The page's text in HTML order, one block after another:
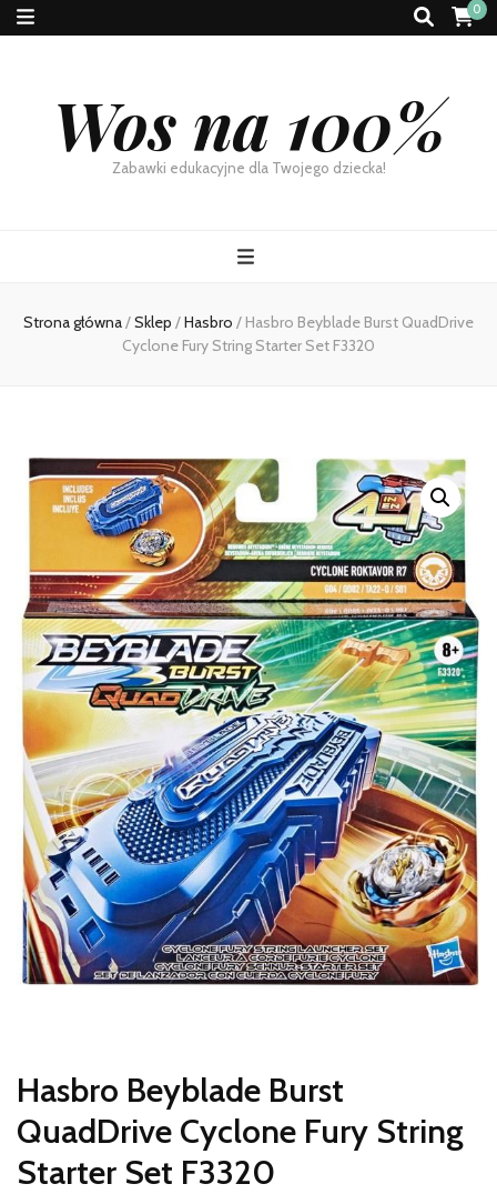
0
Wos na 100%
Zabawki edukacyjne dla Twojego dziecka!
Strona główna/Sklep /Hasbro / Hasbro Beyblade Burst QuadDrive
Cyclone Fury String Starter Set F3320
Hasbro Beyblade Burst
QuadDrive Cyclone Fury String
Starter Set F3320